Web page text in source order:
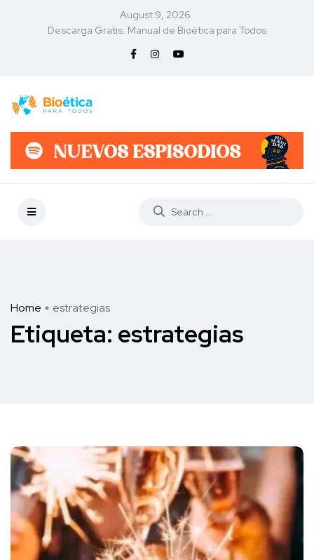
August 9, 2026
Descarga Gratis: Manual de Bioética para Todos
Home estrategias
Etiqueta: estrategias